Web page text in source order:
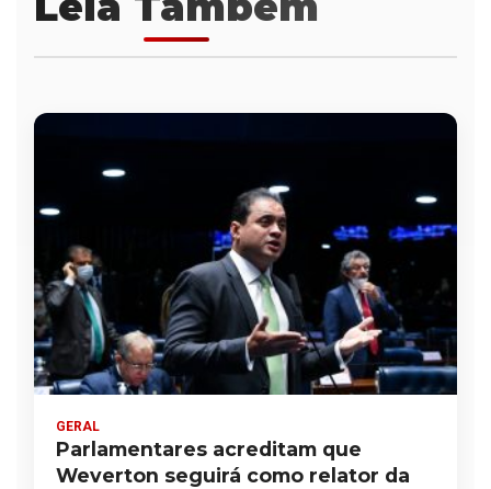
GERAL
Parlamentares acreditam que
Weverton seguirá como relator da